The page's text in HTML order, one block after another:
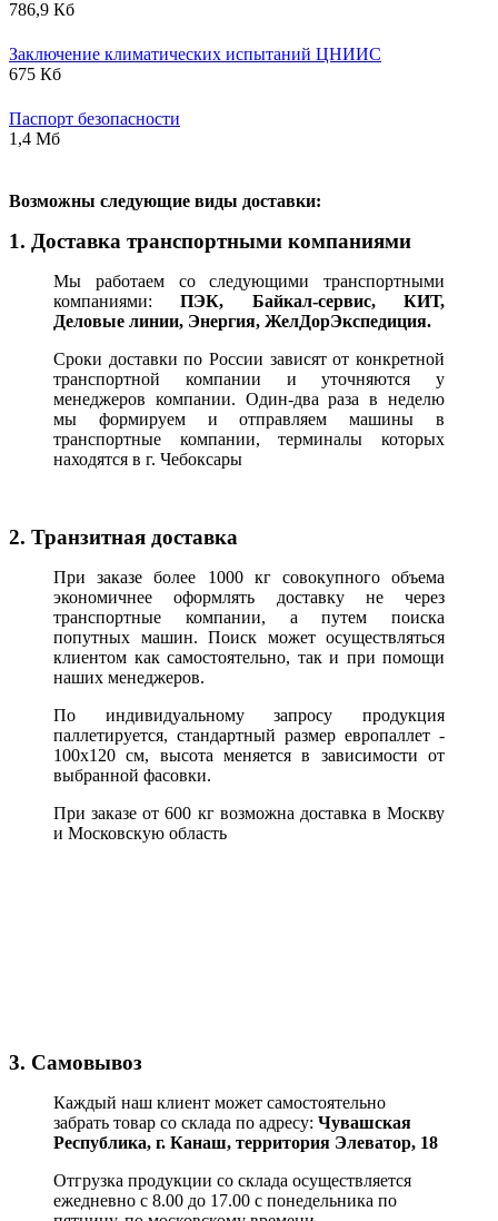
786,9 Кб
Заключение климатических испытаний ЦНИИС
675 Кб
Паспорт безопасности
1,4 Мб
Возможны следующие виды доставки:
1. Доставка транспортными компаниями
Мы работаем со следующими транспортными
компаниями:ПЭК, Байкал-сервис, КИТ,
Деловые линии, Энергия, ЖелДорЭкспедиция.
Сроки доставки по России зависят от конкретной
транспортной компании и уточняются у
менеджеров компании. Один-два раза в неделю
мы формируем и отправляем машины в
транспортные компании, терминалы которых
находятся в г. Чебоксары
2. Транзитная доставка
При заказе более 1000 кг совокупного объема
экономичнее оформлять доставку не через
транспортные компании, а путем поиска
попутных машин. Поиск может осуществляться
клиентом как самостоятельно, так и при помощи
наших менеджеров.
По индивидуальному запросу продукция
паллетируется, стандартный размер европаллет -
100х120 см, высота меняется в зависимости от
выбранной фасовки.
При заказе от 600 кг возможна доставка в Москву
и Московскую область
3. Самовывоз
Каждый наш клиент может самостоятельно
забрать товар со склада по адресу: Чувашская
Республика, г. Канаш, территория Элеватор, 18
Отгрузка продукции со склада осуществляется
ежедневно с 8.00 до 17.00 с понедельника по